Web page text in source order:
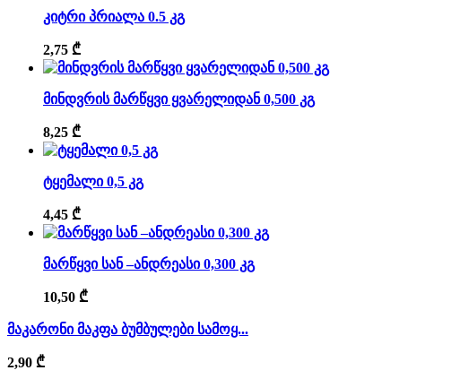
კიტრი პრიალა 0.5 კგ
2,75 ₾
მინდვრის მარწყვი ყვარელიდან 0,500 კგ
8,25 ₾
ტყემალი 0,5 კგ
4,45 ₾
მარწყვი სან –ანდრეასი 0,300 კგ
10,50 ₾
მაკარონი მაკფა ბუმბულები სამოყ...
2,90 ₾